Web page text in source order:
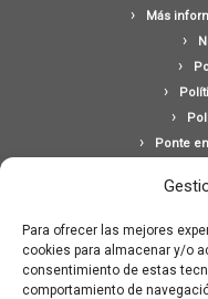
Para ofrecer las mejores
cookies para almacenar y/o
consentimiento de estas
comportamiento de
Más
Ponte